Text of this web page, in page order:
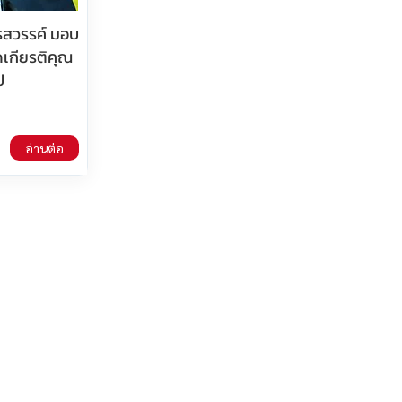
วรรค์ มอบ
เกียรติคุณ
อ่านต่อ